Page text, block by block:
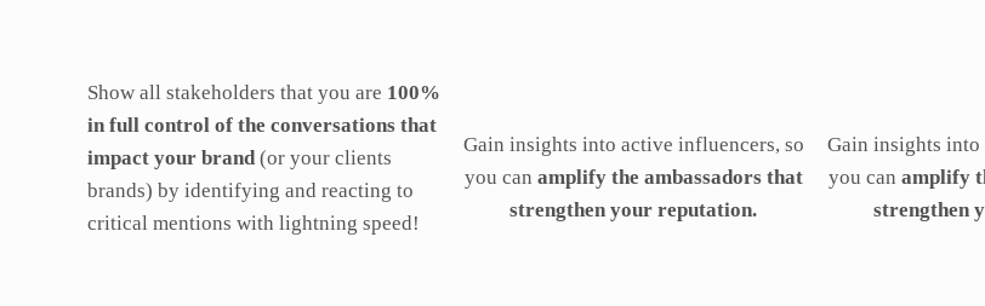
Show all stakeholders that you are 100%
in full control of the conversations that
impact your brand(or your clients
brands) by identifying and reacting to
critical mentions with lightning speed!
Gain insights into active influencers, so
you can amplify the ambassadors that
strengthen your reputation.
Gain insights
you can amplify
strengthen